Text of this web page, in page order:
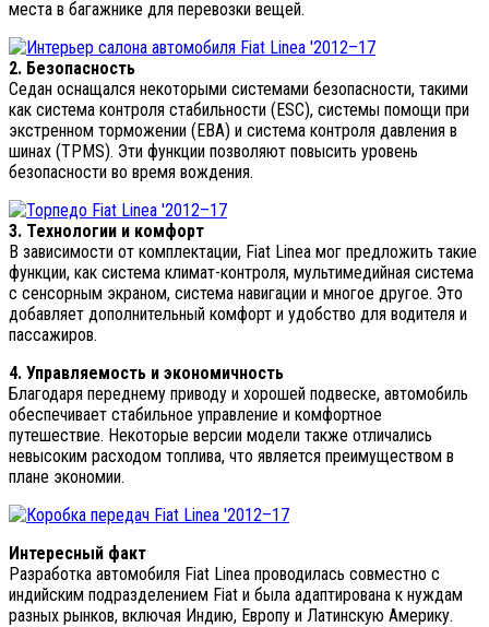
места в багажнике для перевозки вещей.
2. Безопасность
Седан оснащался некоторыми системами безопасности, такими
как система контроля стабильности (ESC), системы помощи при
экстренном торможении (EBA) и система контроля давления в
шинах (TPMS). Эти функции позволяют повысить уровень
безопасности во время вождения.
3. Технологии и комфорт
В зависимости от комплектации, Fiat Linea мог предложить такие
функции, как система климат-контроля, мультимедийная система
с сенсорным экраном, система навигации и многое другое. Это
добавляет дополнительный комфорт и удобство для водителя и
пассажиров.
4. Управляемость и экономичность
Благодаря переднему приводу и хорошей подвеске, автомобиль
обеспечивает стабильное управление и комфортное
путешествие. Некоторые версии модели также отличались
невысоким расходом топлива, что является преимуществом в
плане экономии.
Интересный факт
Разработка автомобиля Fiat Linea проводилась совместно с
индийским подразделением Fiat и была адаптирована к нуждам
разных рынков, включая Индию, Европу и Латинскую Америку.